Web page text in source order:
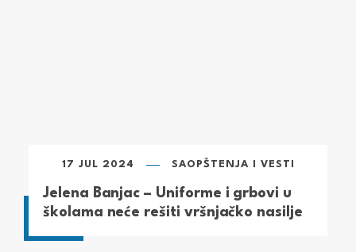
17 JUL 2024 SAOPŠTENJA I VESTI
Jelena Banjac – Uniforme i grbovi u
školama neće rešiti vršnjačko nasilje